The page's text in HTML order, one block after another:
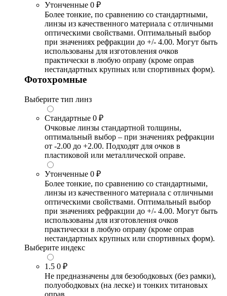
Утонченные 0 ₽
Более тонкие, по сравнению со стандартными,
линзы из качественного материала с отличными
оптическими свойствами. Оптимальный выбор
при значениях рефракции до +/- 4.00. Могут быть
использованы для изготовления очков
практически в любую оправу (кроме оправ
нестандартных крупных или спортивных форм).
Фотохромные
Выберите тип линз
Стандартные 0 ₽
Очковые линзы стандартной толщины,
оптимальный выбор – при значениях рефракции
от -2.00 до +2.00. Подходят для очков в
пластиковой или металлической оправе.
Утонченные 0 ₽
Более тонкие, по сравнению со стандартными,
линзы из качественного материала с отличными
оптическими свойствами. Оптимальный выбор
при значениях рефракции до +/- 4.00. Могут быть
использованы для изготовления очков
практически в любую оправу (кроме оправ
нестандартных крупных или спортивных форм).
Выберите индекс
1.5 0 ₽
Не предназначены для безободковых (без рамки),
полуободковых (на леске) и тонких титановых